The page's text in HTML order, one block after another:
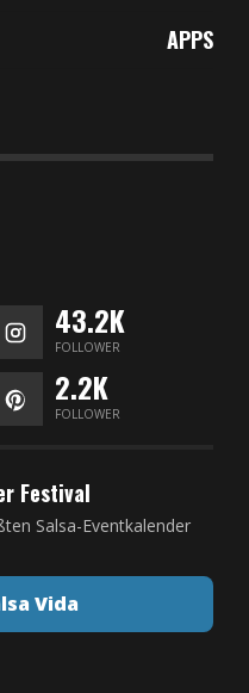
APPS
43.2K
FOLLOWER
2.2K
FOLLOWER
Festival
Salsa-Eventkalender
Vida